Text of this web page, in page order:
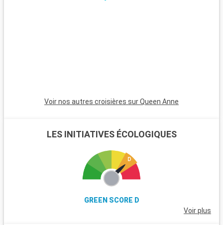
Voir nos autres croisières sur Queen Anne
LES INITIATIVES ÉCOLOGIQUES
GREEN SCORE D
Voir plus